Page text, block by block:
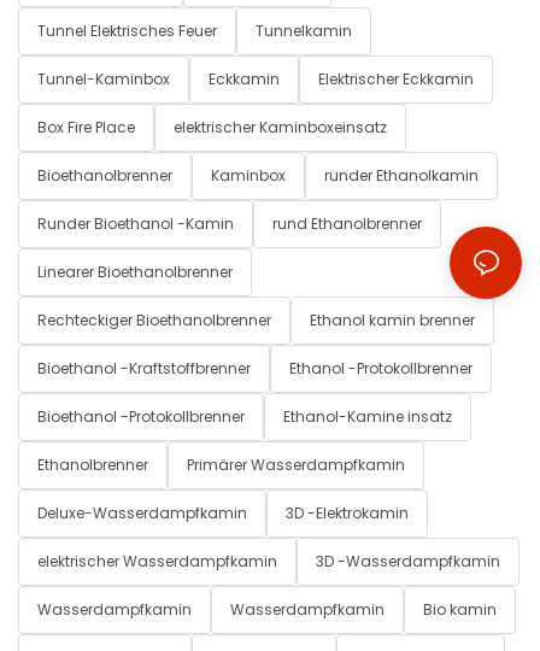
Tunnel Elektrisches Feuer Tunnelkamin
Tunnel-Kaminbox Eckkamin Elektrischer Eckkamin
Box Fire Place elektrischer Kaminboxeinsatz
Bioethanolbrenner Kaminbox runder Ethanolkamin
Runder Bioethanol -Kamin rund Ethanolbrenner
Linearer Bioethanolbrenner
Rechteckiger Bioethanolbrenner Ethanol kamin brenner
Bioethanol -Kraftstoffbrenner Ethanol -Protokollbrenner
Bioethanol -Protokollbrenner Ethanol-Kamine insatz
Ethanolbrenner Primärer Wasserdampfkamin
Deluxe-Wasserdampfkamin 3D -Elektrokamin
elektrischer Wasserdampfkamin 3D -Wasserdampfkamin
Wasserdampfkamin Wasserdampfkamin Bio kamin